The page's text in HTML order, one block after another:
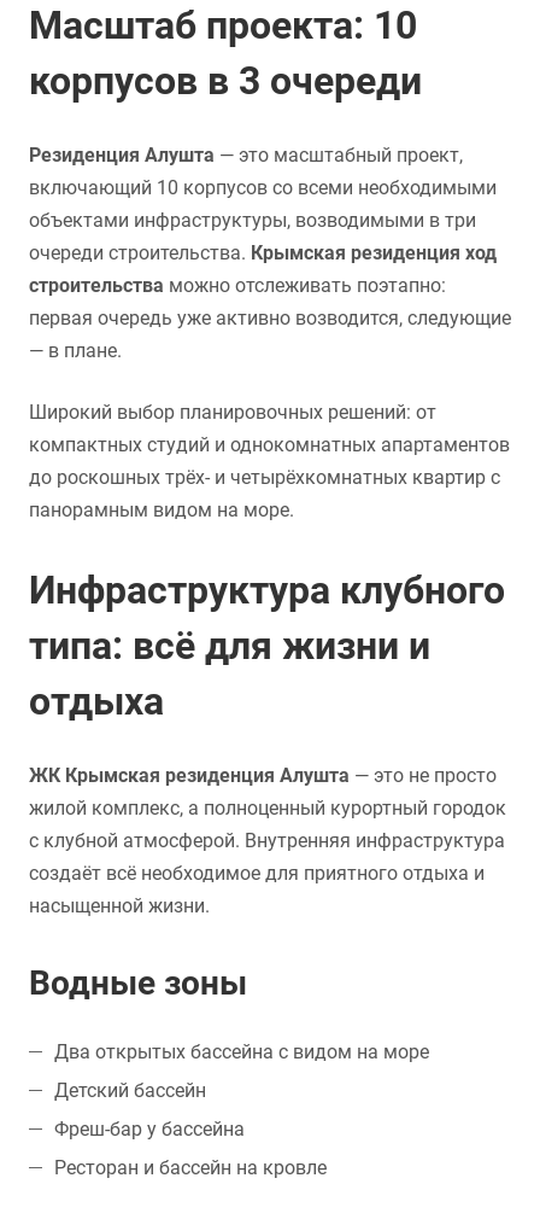
Масштаб проекта: 10
корпусов в 3 очереди
Резиденция Алушта — это масштабный проект,
включающий 10 корпусов со всеми необходимыми
объектами инфраструктуры, возводимыми в три
очереди строительства. Крымская резиденция ход
строительства можно отслеживать поэтапно:
первая очередь уже активно возводится, следующие
— в плане.
Широкий выбор планировочных решений: от
компактных студий и однокомнатных апартаментов
до роскошных трёх- и четырёхкомнатных квартир с
панорамным видом на море.
Инфраструктура клубного
типа: всё для жизни и
отдыха
ЖК Крымская резиденция Алушта — это не просто
жилой комплекс, а полноценный курортный городок
с клубной атмосферой. Внутренняя инфраструктура
создаёт всё необходимое для приятного отдыха и
насыщенной жизни.
Водные зоны
Два открытых бассейна с видом на море
Детский бассейн
Фреш-бар у бассейна
Ресторан и бассейн на кровле